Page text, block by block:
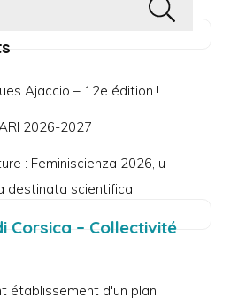
Ajaccio – 12e édition !
2026-2027
: Feminiscienza 2026, u
destinata scientifica
Corsica – Collectivité
établissement d'un plan